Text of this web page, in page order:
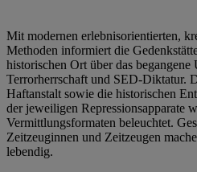
Mit modernen erlebnisorientierten,
Methoden informiert die
historischen Ort über das
Terrorherrschaft und SED-Diktatur.
Haftanstalt sowie die historischen
der jeweiligen Repressionsapparate
Vermittlungsformaten beleuchtet.
Zeitzeuginnen und Zeitzeugen
lebendig.